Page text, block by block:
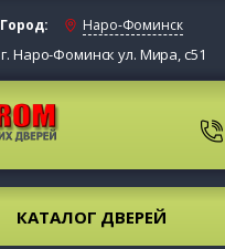
Город: Наро-Фоминск
г. Наро-Фоминск ул. Мира, с51
КАТАЛОГ ДВЕРЕЙ